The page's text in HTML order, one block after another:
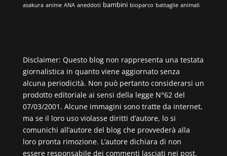
asakura anime ANA aneddoti bambini bioparco battaglie animali
Disclaimer: Questo blog non rappresenta una testata
giornalistica in quanto viene aggiornato senza
alcuna periodicità. Non può pertanto considerarsi un
prodotto editoriale ai sensi della legge N°62 del
07/03/2001. Alcune immagini sono tratte da internet,
ma se il loro uso violasse diritti d’autore, lo si
comunichi all’autore del blog che provvederà alla
loro pronta rimozione. L’autore dichiara di non
essere responsabile dei commenti lasciati nei post.